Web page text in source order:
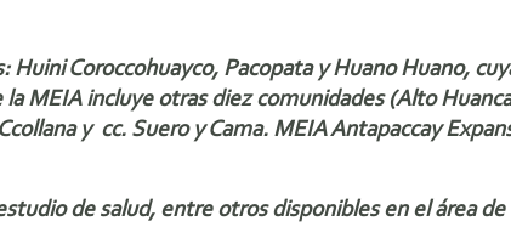
Coroccohuayco, Pacopata y Huano Huano,
MEIA incluye otras diez comunidades (Alto
y cc. Suero y Cama. MEIA Antapaccay
de salud, entre otros disponibles en el área